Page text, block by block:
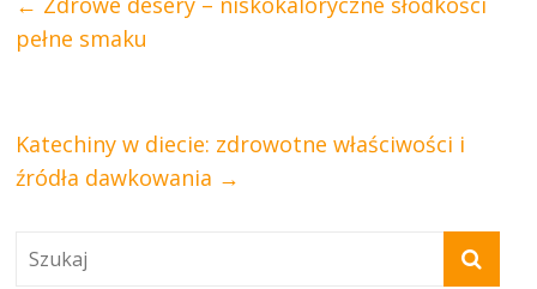
pełne smaku
Katechiny w diecie: zdrowotne właściwości i
źródła dawkowania →